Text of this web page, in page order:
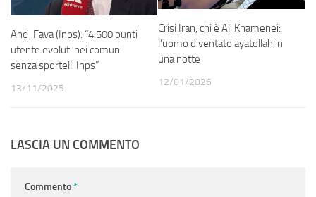
Anci, Fava (Inps): “4.500 punti
utente evoluti nei comuni
senza sportelli Inps”
13/11/2025
Crisi Iran, chi è Ali Khamenei:
l’uomo diventato ayatollah in
una notte
12/01/2026
LASCIA UN COMMENTO
Commento*